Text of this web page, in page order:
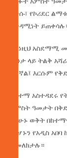
ሲነሱ፣ የኮሪደር
በቀዳሚነት
ከእነዚህ አስደማሚ
ፈንታ ላይ ትልቅ
ይገኛል፤ እርሱም
የከተማ አስተዳደሩ
አምስት ዓመታት
በአሁኑ ወቅት
መሆኑን የአዲስ
ያመለክታሉ።